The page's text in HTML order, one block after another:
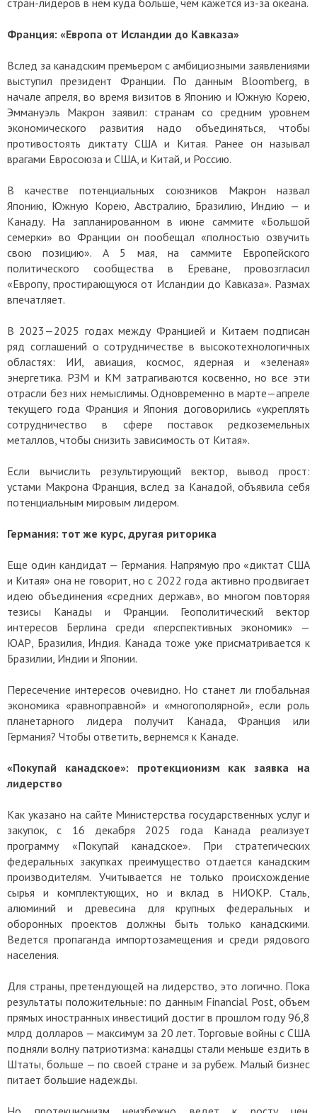
стран-лидеров в нем куда больше, чем кажется из-за океана.
Франция: «Европа от Исландии до Кавказа»
Вслед за канадским премьером с амбициозными заявлениями
выступил президент Франции. По данным Bloomberg, в
начале апреля, во время визитов в Японию и Южную Корею,
Эммануэль Макрон заявил: странам со средним уровнем
экономического развития надо объединяться, чтобы
противостоять диктату США и Китая. Ранее он называл
врагами Евросоюза и США, и Китай, и Россию.
В качестве потенциальных союзников Макрон назвал
Японию, Южную Корею, Австралию, Бразилию, Индию — и
Канаду. На запланированном в июне саммите «Большой
семерки» во Франции он пообещал «полностью озвучить
свою позицию». А 5 мая, на саммите Европейского
политического сообщества в Ереване, провозгласил
«Европу, простирающуюся от Исландии до Кавказа». Размах
впечатляет.
В 2023—2025 годах между Францией и Китаем подписан
ряд соглашений о сотрудничестве в высокотехнологичных
областях: ИИ, авиация, космос, ядерная и «зеленая»
энергетика. РЗМ и КМ затрагиваются косвенно, но все эти
отрасли без них немыслимы. Одновременно в марте—апреле
текущего года Франция и Япония договорились «укреплять
сотрудничество в сфере поставок редкоземельных
металлов, чтобы снизить зависимость от Китая».
Если вычислить результирующий вектор, вывод прост:
устами Макрона Франция, вслед за Канадой, объявила себя
потенциальным мировым лидером.
Германия: тот же курс, другая риторика
Еще один кандидат — Германия. Напрямую про «диктат США
и Китая» она не говорит, но с 2022 года активно продвигает
идею объединения «средних держав», во многом повторяя
тезисы Канады и Франции. Геополитический вектор
интересов Берлина среди «перспективных экономик» —
ЮАР, Бразилия, Индия. Канада тоже уже присматривается к
Бразилии, Индии и Японии.
Пересечение интересов очевидно. Но станет ли глобальная
экономика «равноправной» и «многополярной», если роль
планетарного лидера получит Канада, Франция или
Германия? Чтобы ответить, вернемся к Канаде.
«Покупай канадское»: протекционизм как заявка на
лидерство
Как указано на сайте Министерства государственных услуг и
закупок, с 16 декабря 2025 года Канада реализует
программу «Покупай канадское». При стратегических
федеральных закупках преимущество отдается канадским
производителям. Учитывается не только происхождение
сырья и комплектующих, но и вклад в НИОКР. Сталь,
алюминий и древесина для крупных федеральных и
оборонных проектов должны быть только канадскими.
Ведется пропаганда импортозамещения и среди рядового
населения.
Для страны, претендующей на лидерство, это логично. Пока
результаты положительные: по данным Financial Post, объем
прямых иностранных инвестиций достиг в прошлом году 96,8
млрд долларов — максимум за 20 лет. Торговые войны с США
подняли волну патриотизма: канадцы стали меньше ездить в
Штаты, больше — по своей стране и за рубеж. Малый бизнес
питает большие надежды.